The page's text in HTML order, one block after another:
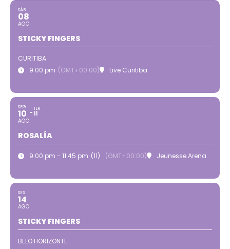
SÁB
08
AGO
STICKY FINGERS
CURITIBA
9:00 pm (GMT+00:00) Live Curitiba
SEG
10
AGO
TER
11
ROSALÍA
9:00 pm - 11:45 pm (11) (GMT+00:00) Jeunesse Arena
SEX
14
AGO
STICKY FINGERS
BELO HORIZONTE